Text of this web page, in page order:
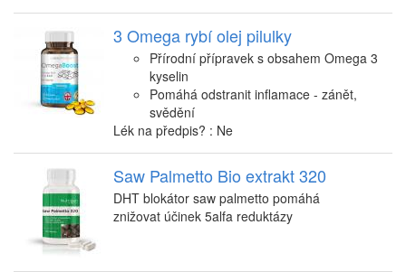
3 Omega rybí olej pilulky
Přírodní přípravek s obsahem Omega 3
kyselin
Pomáhá odstranit inflamace - zánět,
svědění
Lék na předpis? : Ne
Saw Palmetto Bio extrakt 320
DHT blokátor saw palmetto pomáhá
znižovat účinek 5alfa reduktázy